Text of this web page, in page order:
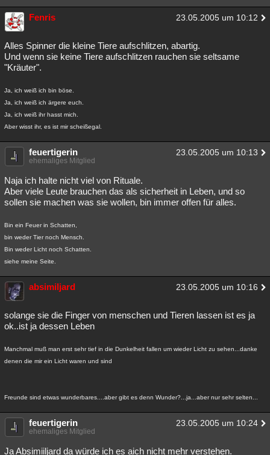
Fenris 23.05.2005 um 10:12
Alles Spinner die kleine Tiere aufschlitzen, abartig.
Und wenn sie keine Tiere aufschlitzen rauchen sie seltsame
"Kräuter".
Ja, ich weiß ich bin böse.
Ja, ich weiß ich ärgere euch.
Ja, ich weiß ihr hasst mich.
Aber wisst ihr, es ist mir scheißegal.
feuertigerin 23.05.2005 um 10:13
ehemaliges Mitglied
Naja ich halte nicht viel von Rituale.
Aber viele Leute brauchen das als sicherheit in Leben, und so
sollen sie machen was sie wollen, bin immer offen für alles.
Bin ein Feuer in Schatten,
bin weder Tier noch Mensch.
Bin weder Licht noch Schatten.
siehe meine Seite.
absimiljard 23.05.2005 um 10:16
solange sie die Finger von menschen und Tieren lassen ist es ja
ok..ist ja dessen Leben
Manchmal muß man erst sehr tief in die Dunkelheit fallen um wieder Licht zu sehen...danke
denen die mir ein Licht waren und sind
Freunde sind etwas wunderbares....aber gibt es denn Wunder?...ja...aber nur sehr selten...
feuertigerin 23.05.2005 um 10:24
ehemaliges Mitglied
Ja Absimiiljard da würde ich es aich nicht mehr verstehen.